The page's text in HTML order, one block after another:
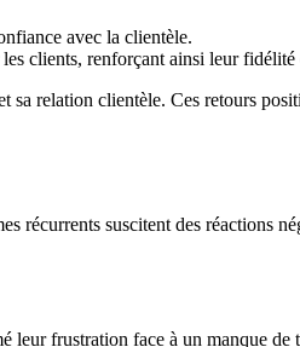
avec la clientèle.
clients, renforçant ainsi leur fidélité
sa relation clientèle. Ces retours
récurrents suscitent des réactions
frustration face à un manque de